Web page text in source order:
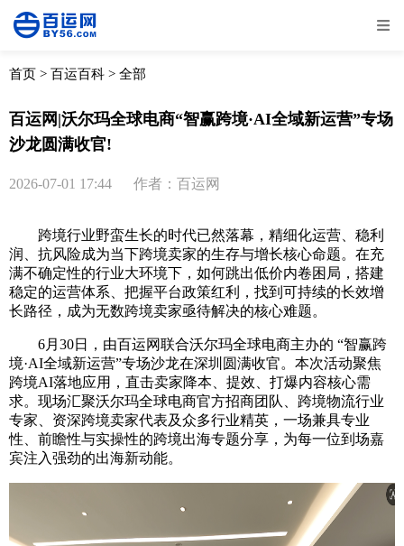
全部 物流资讯
取消
首页 > 百运百科 > 全部
百运网|沃尔玛全球电商“智赢跨境·AI全域新运营”专场
沙龙圆满收官!
2026-07-01 17:44 作者：百运网
跨境行业野蛮生长的时代已然落幕，精细化运营、稳利
润、抗风险成为当下跨境卖家的生存与增长核心命题。在充
满不确定性的行业大环境下，如何跳出低价内卷困局，搭建
稳定的运营体系、把握平台政策红利，找到可持续的长效增
长路径，成为无数跨境卖家亟待解决的核心难题。
6月30日，由百运网联合沃尔玛全球电商主办的 “智赢跨
境·AI全域新运营”专场沙龙在深圳圆满收官。本次活动聚焦
跨境AI落地应用，直击卖家降本、提效、打爆内容核心需
求。现场汇聚沃尔玛全球电商官方招商团队、跨境物流行业
专家、资深跨境卖家代表及众多行业精英，一场兼具专业
性、前瞻性与实操性的跨境出海专题分享，为每一位到场嘉
宾注入强劲的出海新动能。